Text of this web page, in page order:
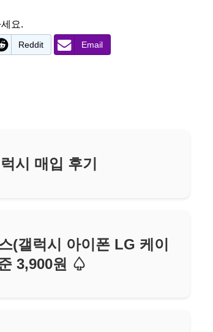
요.
Reddit Email
시 매입 후기
(갤럭시 아이폰 LG 케이
3,900원 ♤